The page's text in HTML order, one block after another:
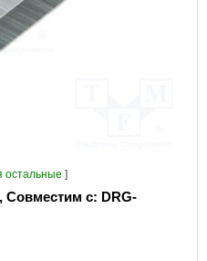
остальные ]
Совместим с: DRG-